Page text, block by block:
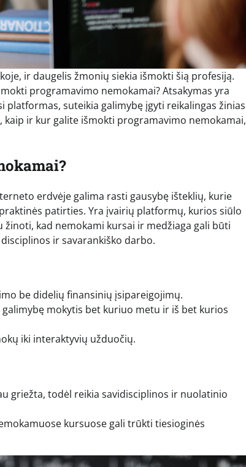
ir daugelis žmonių siekia išmokti šią profesiją.
programavimo nemokamai? Atsakymas yra
suteikia galimybę įgyti reikalingas žinias
ir kur galite išmokti programavimo nemokamai,
erdvėje galima rasti gausybę išteklių, kurie
patirties. Yra įvairių platformų, kurios siūlo
kad nemokami kursai ir medžiaga gali būti
ir savarankiško darbo.
be didelių finansinių įsipareigojimų.
mokytis bet kuriuo metu ir iš bet kurios
iki interaktyvių užduočių.
griežta, todėl reikia savidisciplinos ir nuolatinio
kursuose gali trūkti tiesioginės